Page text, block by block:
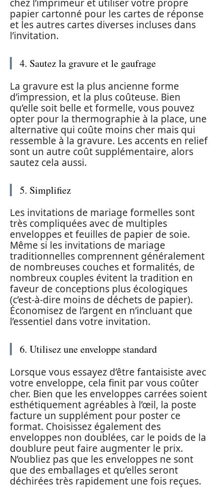
chez l’imprimeur et utiliser votre propre
papier cartonné pour les cartes de réponse
et les autres cartes diverses incluses dans
l’invitation.
4. Sautez la gravure et le gaufrage
La gravure est la plus ancienne forme
d’impression, et la plus coûteuse. Bien
qu’elle soit belle et formelle, vous pouvez
opter pour la thermographie à la place, une
alternative qui coûte moins cher mais qui
ressemble à la gravure. Les accents en relief
sont un autre coût supplémentaire, alors
sautez cela aussi.
5. Simplifiez
Les invitations de mariage formelles sont
très compliquées avec de multiples
enveloppes et feuilles de papier de soie.
Même si les invitations de mariage
traditionnelles comprennent généralement
de nombreuses couches et formalités, de
nombreux couples évitent la tradition en
faveur de conceptions plus écologiques
(c’est-à-dire moins de déchets de papier).
Économisez de l’argent en n’incluant que
l’essentiel dans votre invitation.
6. Utilisez une enveloppe standard
Lorsque vous essayez d’être fantaisiste avec
votre enveloppe, cela finit par vous coûter
cher. Bien que les enveloppes carrées soient
esthétiquement agréables à l’œil, la poste
facture un supplément pour poster ce
format. Choisissez également des
enveloppes non doublées, car le poids de la
doublure peut faire augmenter le prix.
N’oubliez pas que les enveloppes ne sont
que des emballages et qu’elles seront
déchirées très rapidement une fois reçues.